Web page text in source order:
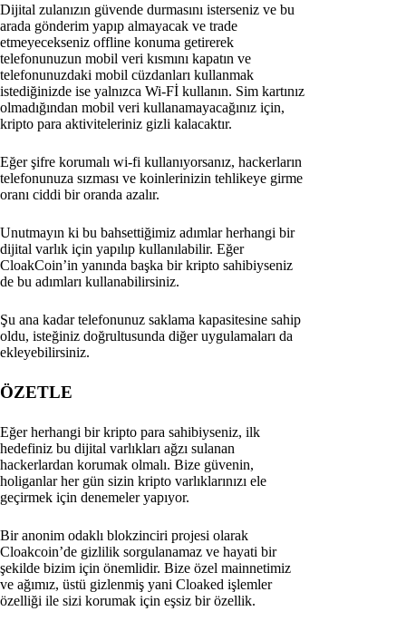
Dijital zulanızın güvende durmasını isterseniz ve bu
arada gönderim yapıp almayacak ve trade
etmeyecekseniz offline konuma getirerek
telefonunuzun mobil veri kısmını kapatın ve
telefonunuzdaki mobil cüzdanları kullanmak
istediğinizde ise yalnızca Wi-Fİ kullanın. Sim kartınız
olmadığından mobil veri kullanamayacağınız için,
kripto para aktiviteleriniz gizli kalacaktır.
Eğer şifre korumalı wi-fi kullanıyorsanız, hackerların
telefonunuza sızması ve koinlerinizin tehlikeye girme
oranı ciddi bir oranda azalır.
Unutmayın ki bu bahsettiğimiz adımlar herhangi bir
dijital varlık için yapılıp kullanılabilir. Eğer
CloakCoin’in yanında başka bir kripto sahibiyseniz
de bu adımları kullanabilirsiniz.
Şu ana kadar telefonunuz saklama kapasitesine sahip
oldu, isteğiniz doğrultusunda diğer uygulamaları da
ekleyebilirsiniz.
ÖZETLE
Eğer herhangi bir kripto para sahibiyseniz, ilk
hedefiniz bu dijital varlıkları ağzı sulanan
hackerlardan korumak olmalı. Bize güvenin,
holiganlar her gün sizin kripto varlıklarınızı ele
geçirmek için denemeler yapıyor.
Bir anonim odaklı blokzinciri projesi olarak
Cloakcoin’de gizlilik sorgulanamaz ve hayati bir
şekilde bizim için önemlidir. Bize özel mainnetimiz
ve ağımız, üstü gizlenmiş yani Cloaked işlemler
özelliği ile sizi korumak için eşsiz bir özellik.